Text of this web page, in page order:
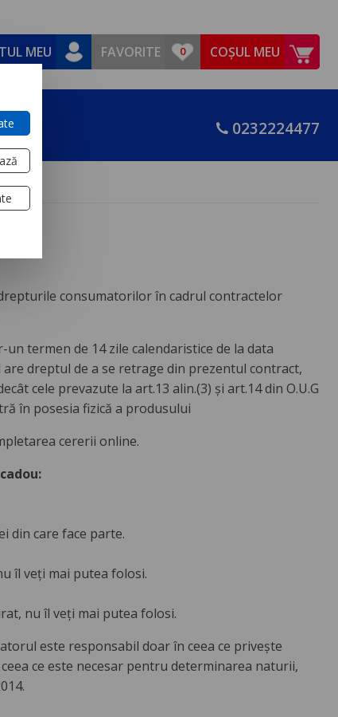
MEU FAVORITE COȘUL MEU
0232224477
consumatorilor în cadrul contractelor
termen de 14 zile calendaristice de la data
dreptul de a se retrage din prezentul contract,
cele prevazute la art.13 alin.(3) și art.14 din O.U.G
în posesia fizică a produsului
cererii online.
din care face parte.
îl veți mai putea folosi.
nu îl veți mai putea folosi.
este responsabil doar în ceea ce privește
ce este necesar pentru determinarea naturii,